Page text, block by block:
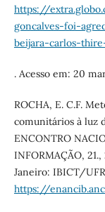
https://
goncalves-foi-
beijara-carlos-
. Acesso em: 20
ROCHA, E. C.F.
comunitários à luz
ENCONTRO
INFORMAÇÃO,
Janeiro: IBICT/
https://